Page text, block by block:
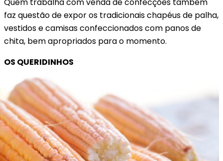
faz questão de expor os tradicionais chapéus de palha,
vestidos e camisas confeccionados com panos de
chita, bem apropriados para o momento.
OS QUERIDINHOS